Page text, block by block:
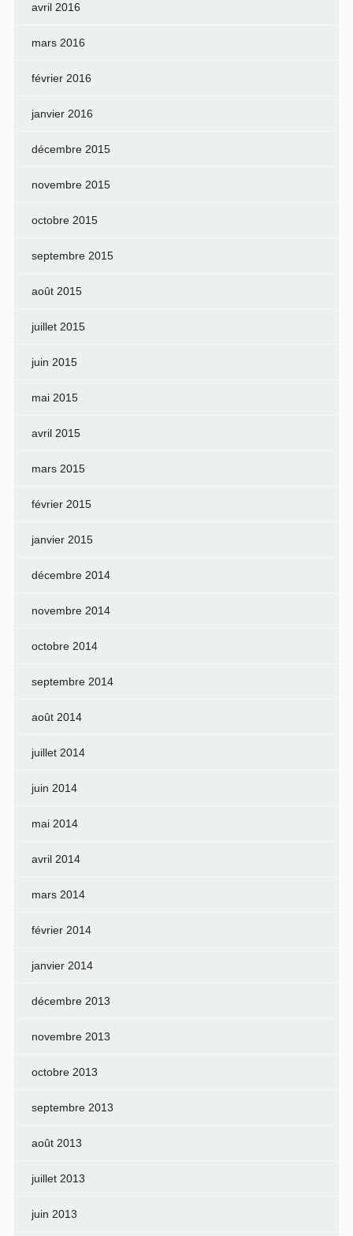
avril 2016
mars 2016
février 2016
janvier 2016
décembre 2015
novembre 2015
octobre 2015
septembre 2015
août 2015
juillet 2015
juin 2015
mai 2015
avril 2015
mars 2015
février 2015
janvier 2015
décembre 2014
novembre 2014
octobre 2014
septembre 2014
août 2014
juillet 2014
juin 2014
mai 2014
avril 2014
mars 2014
février 2014
janvier 2014
décembre 2013
novembre 2013
octobre 2013
septembre 2013
août 2013
juillet 2013
juin 2013